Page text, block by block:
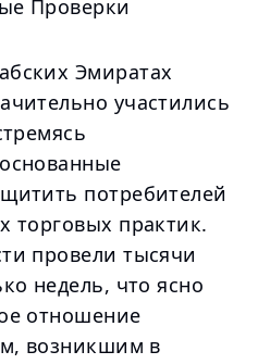
Проверки
Эмиратах
участились
потребителей
торговых практик.
провели тысячи
недель, что ясно
отношение
возникшим в